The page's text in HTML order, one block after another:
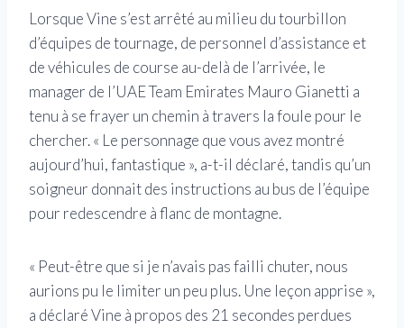
Lorsque Vine s’est arrêté au milieu du tourbillon
d’équipes de tournage, de personnel d’assistance et
de véhicules de course au-delà de l’arrivée, le
manager de l’UAE Team Emirates Mauro Gianetti a
tenu à se frayer un chemin à travers la foule pour le
chercher. « Le personnage que vous avez montré
aujourd’hui, fantastique », a-t-il déclaré, tandis qu’un
soigneur donnait des instructions au bus de l’équipe
pour redescendre à flanc de montagne.
« Peut-être que si je n’avais pas failli chuter, nous
aurions pu le limiter un peu plus. Une leçon apprise »,
a déclaré Vine à propos des 21 secondes perdues